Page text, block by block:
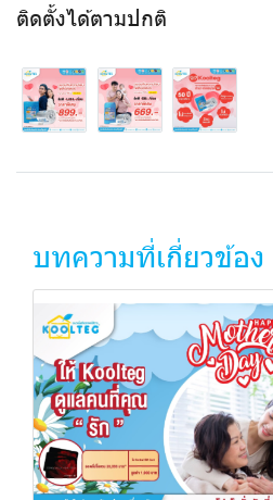
ติดตั้งได้ตามปกติ
บทความที่เกี่ยวข้อง